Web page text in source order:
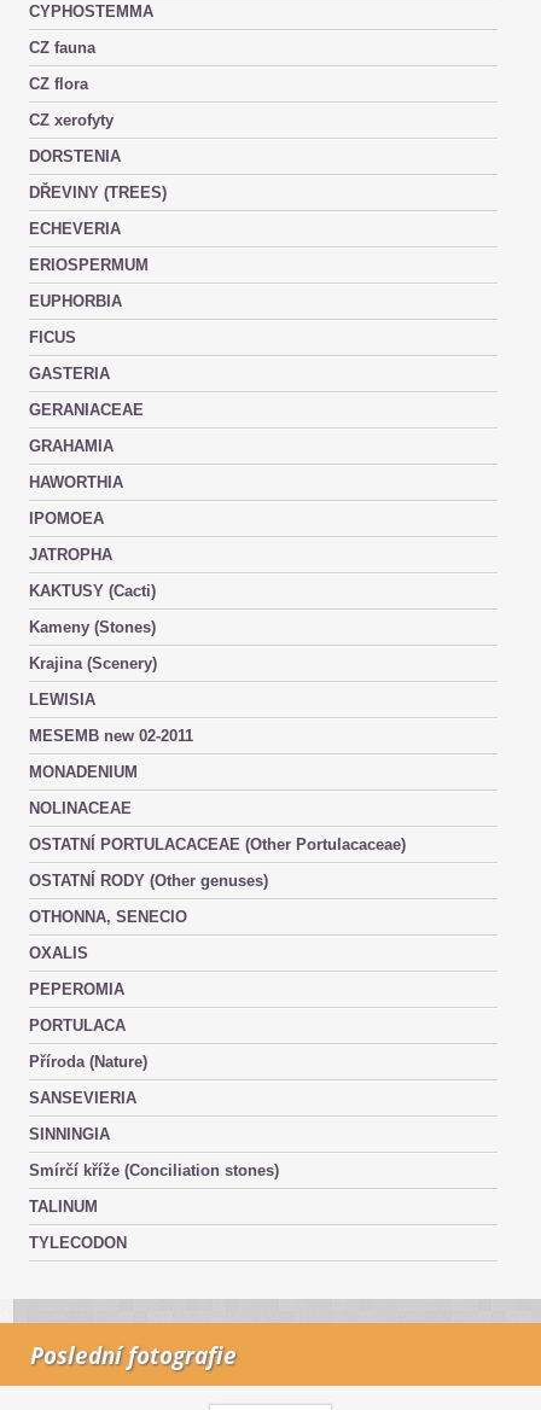
CYPHOSTEMMA
CZ fauna
CZ flora
CZ xerofyty
DORSTENIA
DŘEVINY (TREES)
ECHEVERIA
ERIOSPERMUM
EUPHORBIA
FICUS
GASTERIA
GERANIACEAE
GRAHAMIA
HAWORTHIA
IPOMOEA
JATROPHA
KAKTUSY (Cacti)
Kameny (Stones)
Krajina (Scenery)
LEWISIA
MESEMB new 02-2011
MONADENIUM
NOLINACEAE
OSTATNÍ PORTULACACEAE (Other Portulacaceae)
OSTATNÍ RODY (Other genuses)
OTHONNA, SENECIO
OXALIS
PEPEROMIA
PORTULACA
Příroda (Nature)
SANSEVIERIA
SINNINGIA
Smírčí kříže (Conciliation stones)
TALINUM
TYLECODON
Poslední fotografie